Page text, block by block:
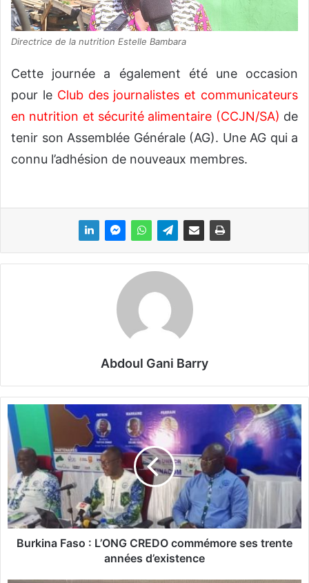
Directrice de la nutrition Estelle Bambara
Cette journée a également été une occasion
pour le Club des journalistes et communicateurs
en nutrition et sécurité alimentaire (CCJN/SA) de
tenir son Assemblée Générale (AG). Une AG qui a
connu l’adhésion de nouveaux membres.
Abdoul Gani Barry
u
r
a
F
a
Burkina Faso : L’ONG CREDO commémore ses trente
années d’existence